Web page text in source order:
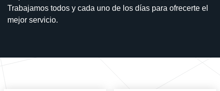
Trabajamos todos y cada uno de los días para ofrecerte el
mejor servicio.